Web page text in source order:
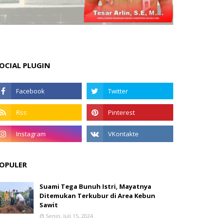
PLUGIN
Suami Tega Bunuh Istri, Mayatnya
Ditemukan Terkubur di Area Kebun
Sawit
Senin, Juli 15, 2024